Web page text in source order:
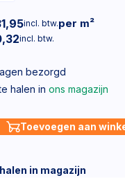
incl. btw.per m²
incl. btw.
bezorgd
halen in ons magazijn
Toevoegen aan
in magazijn